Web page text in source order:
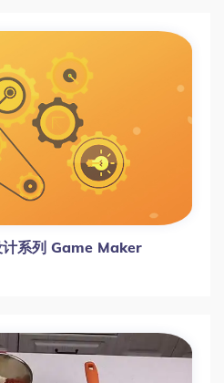
计系列 Game Maker